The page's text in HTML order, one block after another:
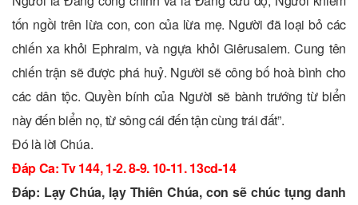
tốn ngồi trên lừa con, con của lừa mẹ. Người đã loại bỏ các
chiến xa khỏi Ephraim, và ngựa khỏi Giêrusalem. Cung tên
chiến trận sẽ được phá huỷ. Người sẽ công bố hoà bình cho
các dân tộc. Quyền bính của Người sẽ bành trướng từ biển
này đến biển nọ, từ sông cái đến tận cùng trái đất”.
Ðó là lời Chúa.
Ðáp Ca: Tv 144, 1-2. 8-9. 10-11. 13cd-14
Ðáp: Lạy Chúa, lạy Thiên Chúa, con sẽ chúc tụng danh